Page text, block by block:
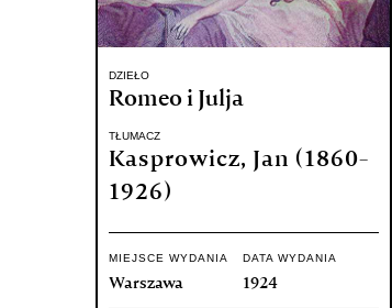
DZIEŁO
Romeo i Julja
TŁUMACZ
Kasprowicz, Jan (1860-
1926)
MIEJSCE WYDANIA
Warszawa
DATA WYDANIA
1924